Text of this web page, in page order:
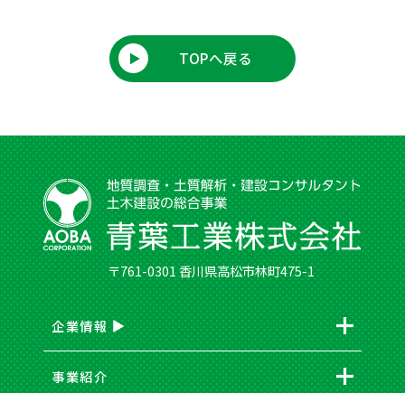
TOPへ戻る
〒761-0301 香川県高松市林町475-1
企業情報
事業紹介